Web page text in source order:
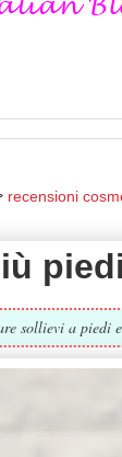
recensioni
sollievi a piedi